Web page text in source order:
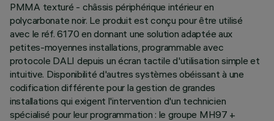
PMMA texturé - châssis périphérique intérieur en
polycarbonate noir. Le produit est conçu pour être utilisé
avec le réf. 6170 en donnant une solution adaptée aux
petites-moyennes installations, programmable avec
protocole DALI depuis un écran tactile d'utilisation simple et
intuitive. Disponibilité d'autres systèmes obéissant à une
codification différente pour la gestion de grandes
installations qui exigent l'intervention d'un technicien
spécialisé pour leur programmation : le groupe MH97 +